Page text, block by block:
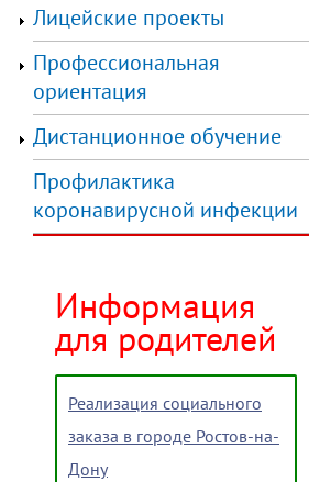
Лицейские проекты
Профессиональная
ориентация
Дистанционное обучение
Профилактика
коронавирусной инфекции
Информация
для родителей
Реализация социального
заказа в городе Ростов-на-
Дону